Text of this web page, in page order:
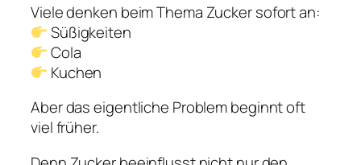
Viele denken beim Thema Zucker sofort an:
Süßigkeiten
Cola
Kuchen
Aber das eigentliche Problem beginnt oft
viel früher.